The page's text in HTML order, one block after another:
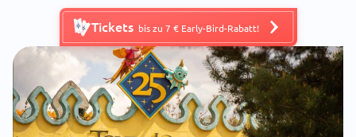
Tickets bis zu 7 € Early-Bird-Rabatt!